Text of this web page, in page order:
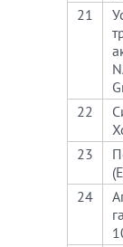
21
22
23
24